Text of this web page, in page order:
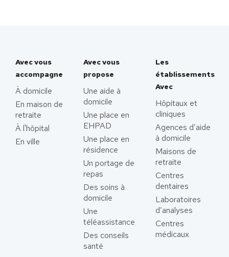
Avec vous
accompagne
À domicile
En maison de
retraite
À l'hôpital
En ville
Avec vous
propose
Une aide à
domicile
Une place en
EHPAD
Une place en
résidence
Un portage de
repas
Des soins à
domicile
Une
téléassistance
Des conseils
santé
Les
établissements
Avec
Hôpitaux et
cliniques
Agences d’aide
à domicile
Maisons de
retraite
Centres
dentaires
Laboratoires
d’analyses
Centres
médicaux